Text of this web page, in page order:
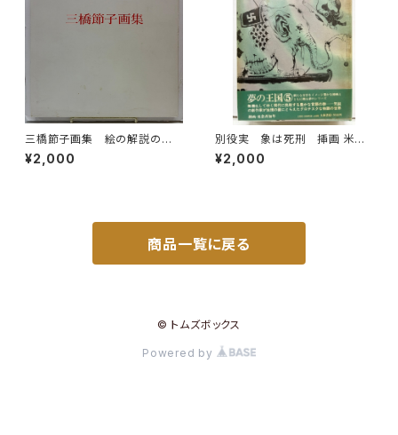
三橋節子画集 絵の解説の鈴
木靖将による手書きの識語 19
92年 どくだみ会
¥2,000
別役実 象は死刑 挿画 米倉
斉加年 夢の王国シリーズ５ 1
973年 初版 ビニールカバ
¥2,000
商品一覧に戻る
© トムズボックス
Powered by